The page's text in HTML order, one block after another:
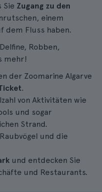
Sie Zugang zu den
einem
dem Fluss haben.
Robben,
mehr!
der Zoomarine Algarve
.
von Aktivitäten wie
und sogar
Strand.
und die
und entdecken Sie
und Restaurants.